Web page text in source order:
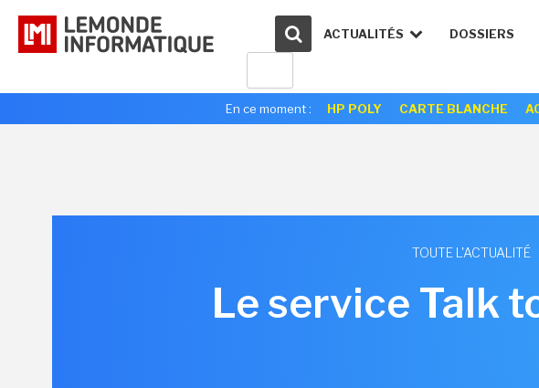
ACTUALITÉS DOSSIERS
En ce moment : HP POLY CARTE BLANCHE
TOUTE L'ACTUALITÉ
Le service Talk